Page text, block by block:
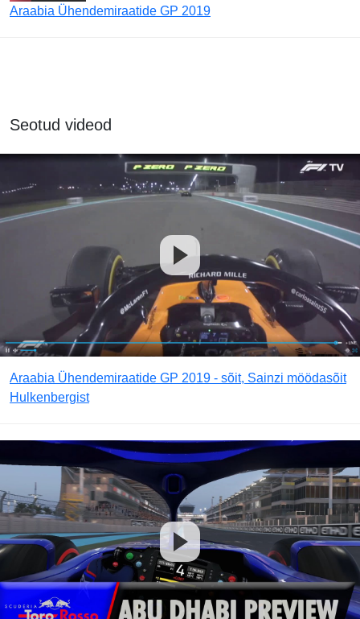
Araabia Ühendemiraatide GP 2019
Seotud videod
Araabia Ühendemiraatide GP 2019 - sõit, Sainzi möödasõit
Hulkenbergist